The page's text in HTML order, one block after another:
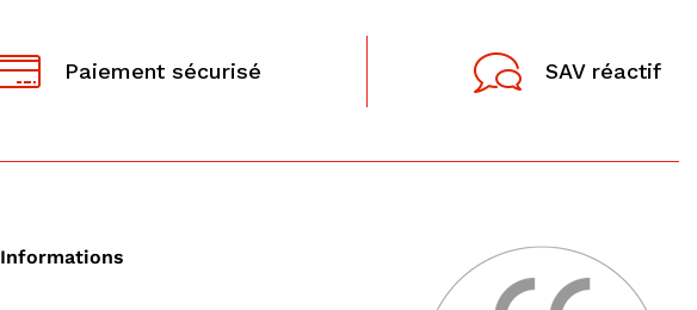
Paiement sécurisé SAV réactif
Informations